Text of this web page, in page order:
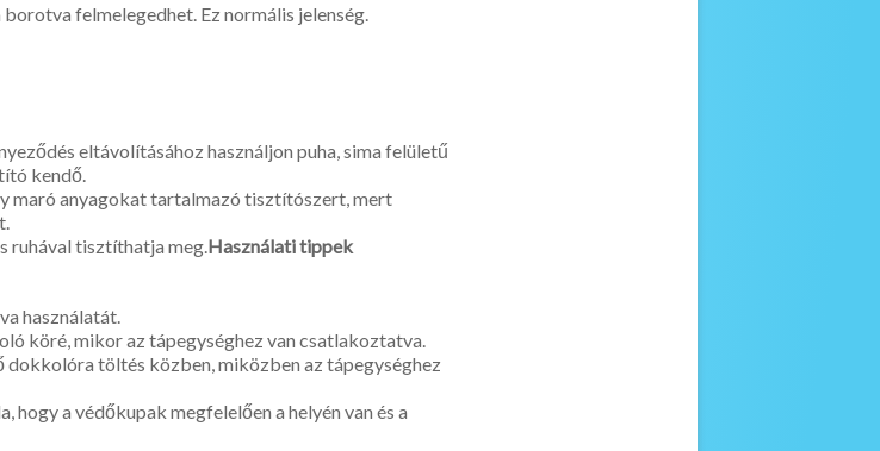
felmelegedhet. Ez normális jelenség.
eltávolításához használjon puha, sima felületű
kendő.
maró anyagokat tartalmazó tisztítószert, mert
ruhával tisztíthatja meg.Használati tippek
használatát.
köré, mikor az tápegységhez van csatlakoztatva.
dokkolóra töltés közben, miközben az tápegységhez
hogy a védőkupak megfelelően a helyén van és a